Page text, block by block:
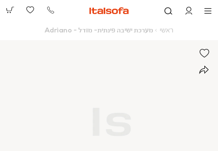
073-
ראשי ראשי
מערכת ישיבה פינתית- מודל - Adriano